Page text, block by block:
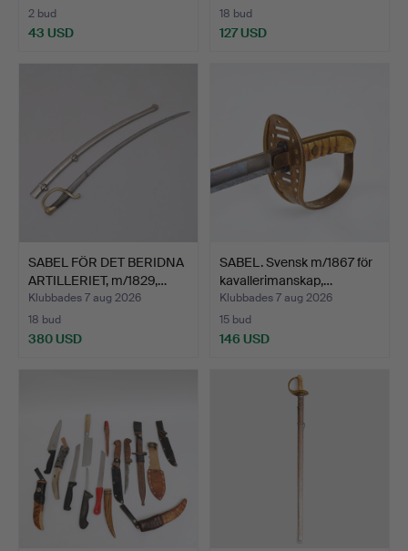
2 bud
43 USD
18 bud
127 USD
SABEL FÖR DET BERIDNA
ARTILLERIET, m/1829,…
Klubbades 7 aug 2026
18 bud
380 USD
SABEL. Svensk m/1867 för
kavallerimanskap,…
Klubbades 7 aug 2026
15 bud
146 USD